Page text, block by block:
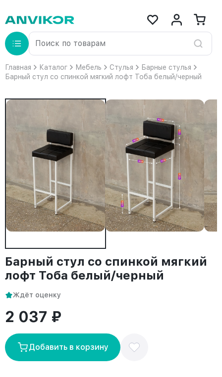
Главная Каталог Мебель Стулья
Барные стулья
Барный стул со спинкой мягкий лофт Тоба белый/черный
Барный стул со спинкой мягкий
лофт Тоба белый/черный
Ждёт оценку
2 037 ₽
Добавить в корзину